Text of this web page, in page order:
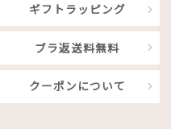
ギフトラッピング
ブラ返送料無料
クーポンについて